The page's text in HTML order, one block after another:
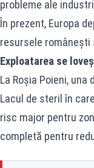
probleme ale
În prezent, Europa
resursele românești
Exploatarea se
La Roșia Poieni,
Lacul de steril în
risc major pentru
completă pentru